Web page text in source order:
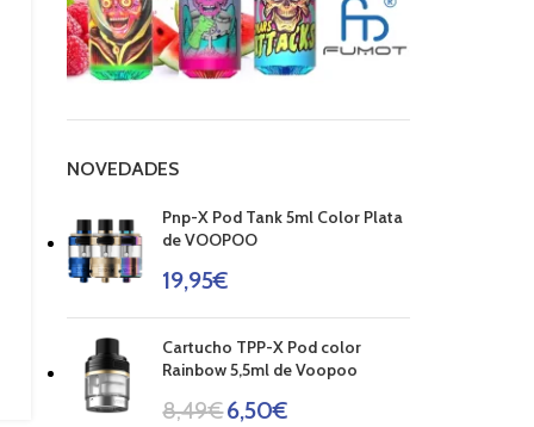
NOVEDADES
Pnp-X Pod Tank 5ml Color Plata
de VOOPOO
19,95€
Cartucho TPP-X Pod color
Rainbow 5,5ml de Voopoo
8,49€6,50€